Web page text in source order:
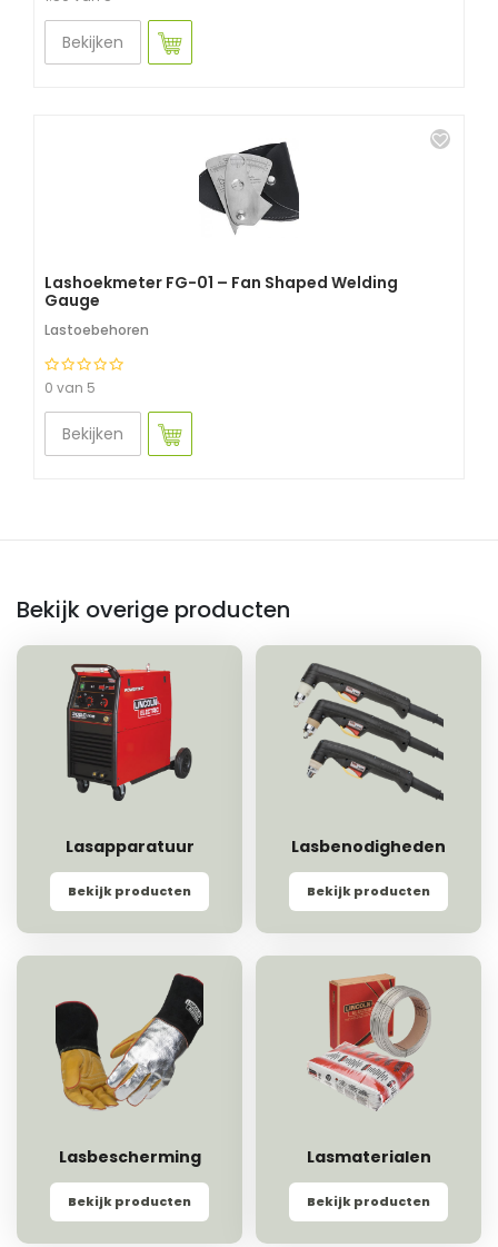
Bekijken
Lashoekmeter FG-01 – Fan Shaped Welding
Gauge
Lastoebehoren
0 van 5
Bekijken
Bekijk overige producten
Lasapparatuur
Bekijk producten
Lasbenodigheden
Bekijk producten
Lasbescherming
Bekijk producten
Lasmaterialen
Bekijk producten